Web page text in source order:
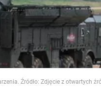
Źródło: Zdjęcie z otwartych